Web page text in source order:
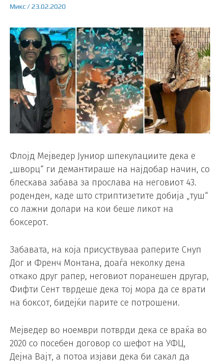
Микс/23.02.2020
Флојд Мејведер Јуниор шпекулациите дека е
„шворц“ ги демантираше на најдобар начин, со
блескава забава за прослава на неговиот 43.
роденден, каде што стриптизетите добија „туш“
со лажни долари на кои беше ликот на
боксерот.
Забавата, на која присуствуваа раперите Снуп
Дог и Френч Монтана, доаѓа неколку дена
откако друг рапер, неговиот поранешен другар,
Фифти Сент тврдеше дека тој мора да се врати
на боксот, бидејќи парите се потрошени.
Мејведер во ноември потврди дека се враќа во
2020 со посебен договор со шефот на УФЦ,
Дејна Вајт, а потоа изјави дека би сакал да